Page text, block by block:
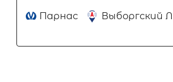
Парнас Выборгский